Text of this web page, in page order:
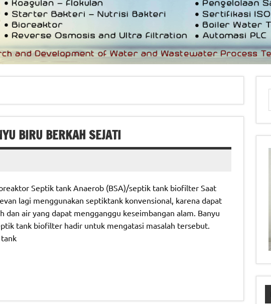
BIRU BERKAH SEJATI
Septik tank Anaerob (BSA)/septik tank biofilter Saat
lagi menggunakan septiktank konvensional, karena dapat
air yang dapat mengganggu keseimbangan alam. Banyu
tank biofilter hadir untuk mengatasi masalah tersebut.